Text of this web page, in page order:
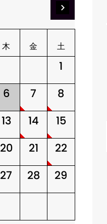
木 金 土
1
6 7 8
13 14 15
20 21 22
27 28 29